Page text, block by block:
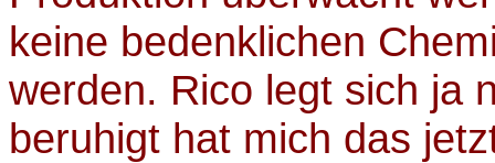
keine bedenklichen
werden. Rico legt sich ja
beruhigt hat mich das